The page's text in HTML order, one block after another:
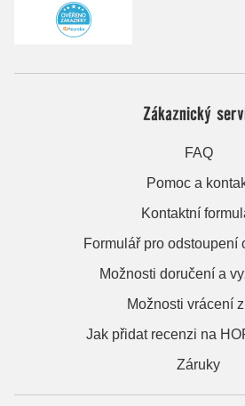
Zákaznický
FAQ
Pomoc a
Kontaktní
Formulář pro odstoupení
Možnosti doručení a
Možnosti vrácení
Jak přidat recenzi na
Záruky